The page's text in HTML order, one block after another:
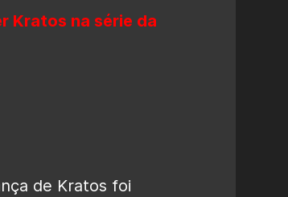
Kratos na série da
de Kratos foi